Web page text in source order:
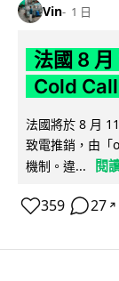
Vin 1 日
法國 8 月
Cold
法國將於 8 月
致電推銷，由
機制。違...
閱
359 27 ↗